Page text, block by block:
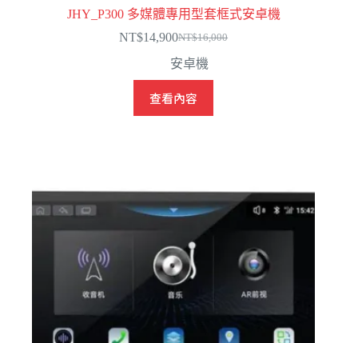
JHY_P300 多媒體專用型套框式安卓機
NT$16,000
始
格：
NT$14,900
前
格：
安卓機
查看內容